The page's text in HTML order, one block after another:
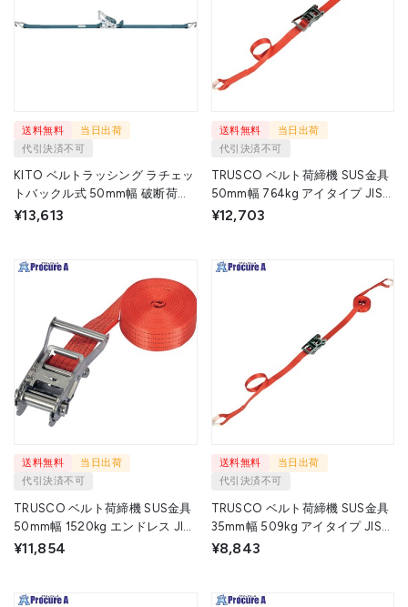
送料無料
当日出荷
代引決済不可
KITO ベルトラッシング ラチェッ
トバックル式 50mm幅 破断荷重
40kN 最大使用力10kN 両端フッ
▼421-9882
¥13,613
送料無料
当日出荷
代引決済不可
TRUSCO ベルト荷締機 SUS金具
50mm幅 764kg アイタイプ JIS
規格相当品 GV50S-750R 1台
¥12,703
送料無料
当日出荷
代引決済不可
TRUSCO ベルト荷締機 SUS金具
50mm幅 1520kg エンドレス JIS
規格相当品 GV50S-1500ELS 1台
¥11,854
送料無料
当日出荷
代引決済不可
TRUSCO ベルト荷締機 SUS金具
35mm幅 509kg アイタイプ JIS規
格相当品 GV35S-500R 1台
¥8,843